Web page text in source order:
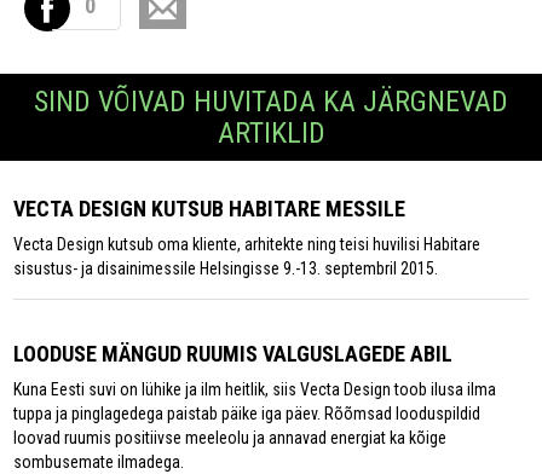
0
SIND VÕIVAD HUVITADA KA JÄRGNEVAD
ARTIKLID
VECTA DESIGN KUTSUB HABITARE MESSILE
Vecta Design kutsub oma kliente, arhitekte ning teisi huvilisi Habitare
sisustus- ja disainimessile Helsingisse 9.-13. septembril 2015.
LOODUSE MÄNGUD RUUMIS VALGUSLAGEDE ABIL
Kuna Eesti suvi on lühike ja ilm heitlik, siis Vecta Design toob ilusa ilma
tuppa ja pinglagedega paistab päike iga päev. Rõõmsad looduspildid
loovad ruumis positiivse meeleolu ja annavad energiat ka kõige
sombusemate ilmadega.